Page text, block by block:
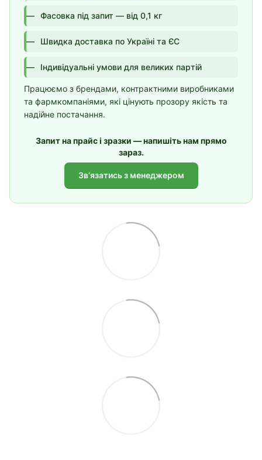
Фасовка під запит — від 0,1 кг
Швидка доставка по Україні та ЄС
Індивідуальні умови для великих партій
Працюємо з брендами, контрактними виробниками
та фармкомпаніями, які цінують прозору якість та
надійне постачання.
Запит на прайс і зразки — напишіть нам прямо
зараз.
Звʼязатись з менеджером